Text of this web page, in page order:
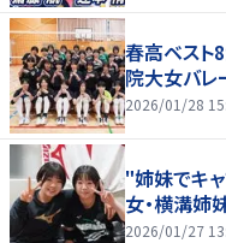
春高ベス
院大女バレ
2026/01/28
"姉妹でキ
女・横溝姉
2026/01/27